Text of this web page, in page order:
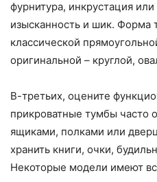
фурнитура, инкрустация
изысканность и шик. Форма
классической
оригинальной – круглой,
В-третьих, оцените
прикроватные тумбы
ящиками, полками или
хранить книги, очки,
Некоторые модели имеют